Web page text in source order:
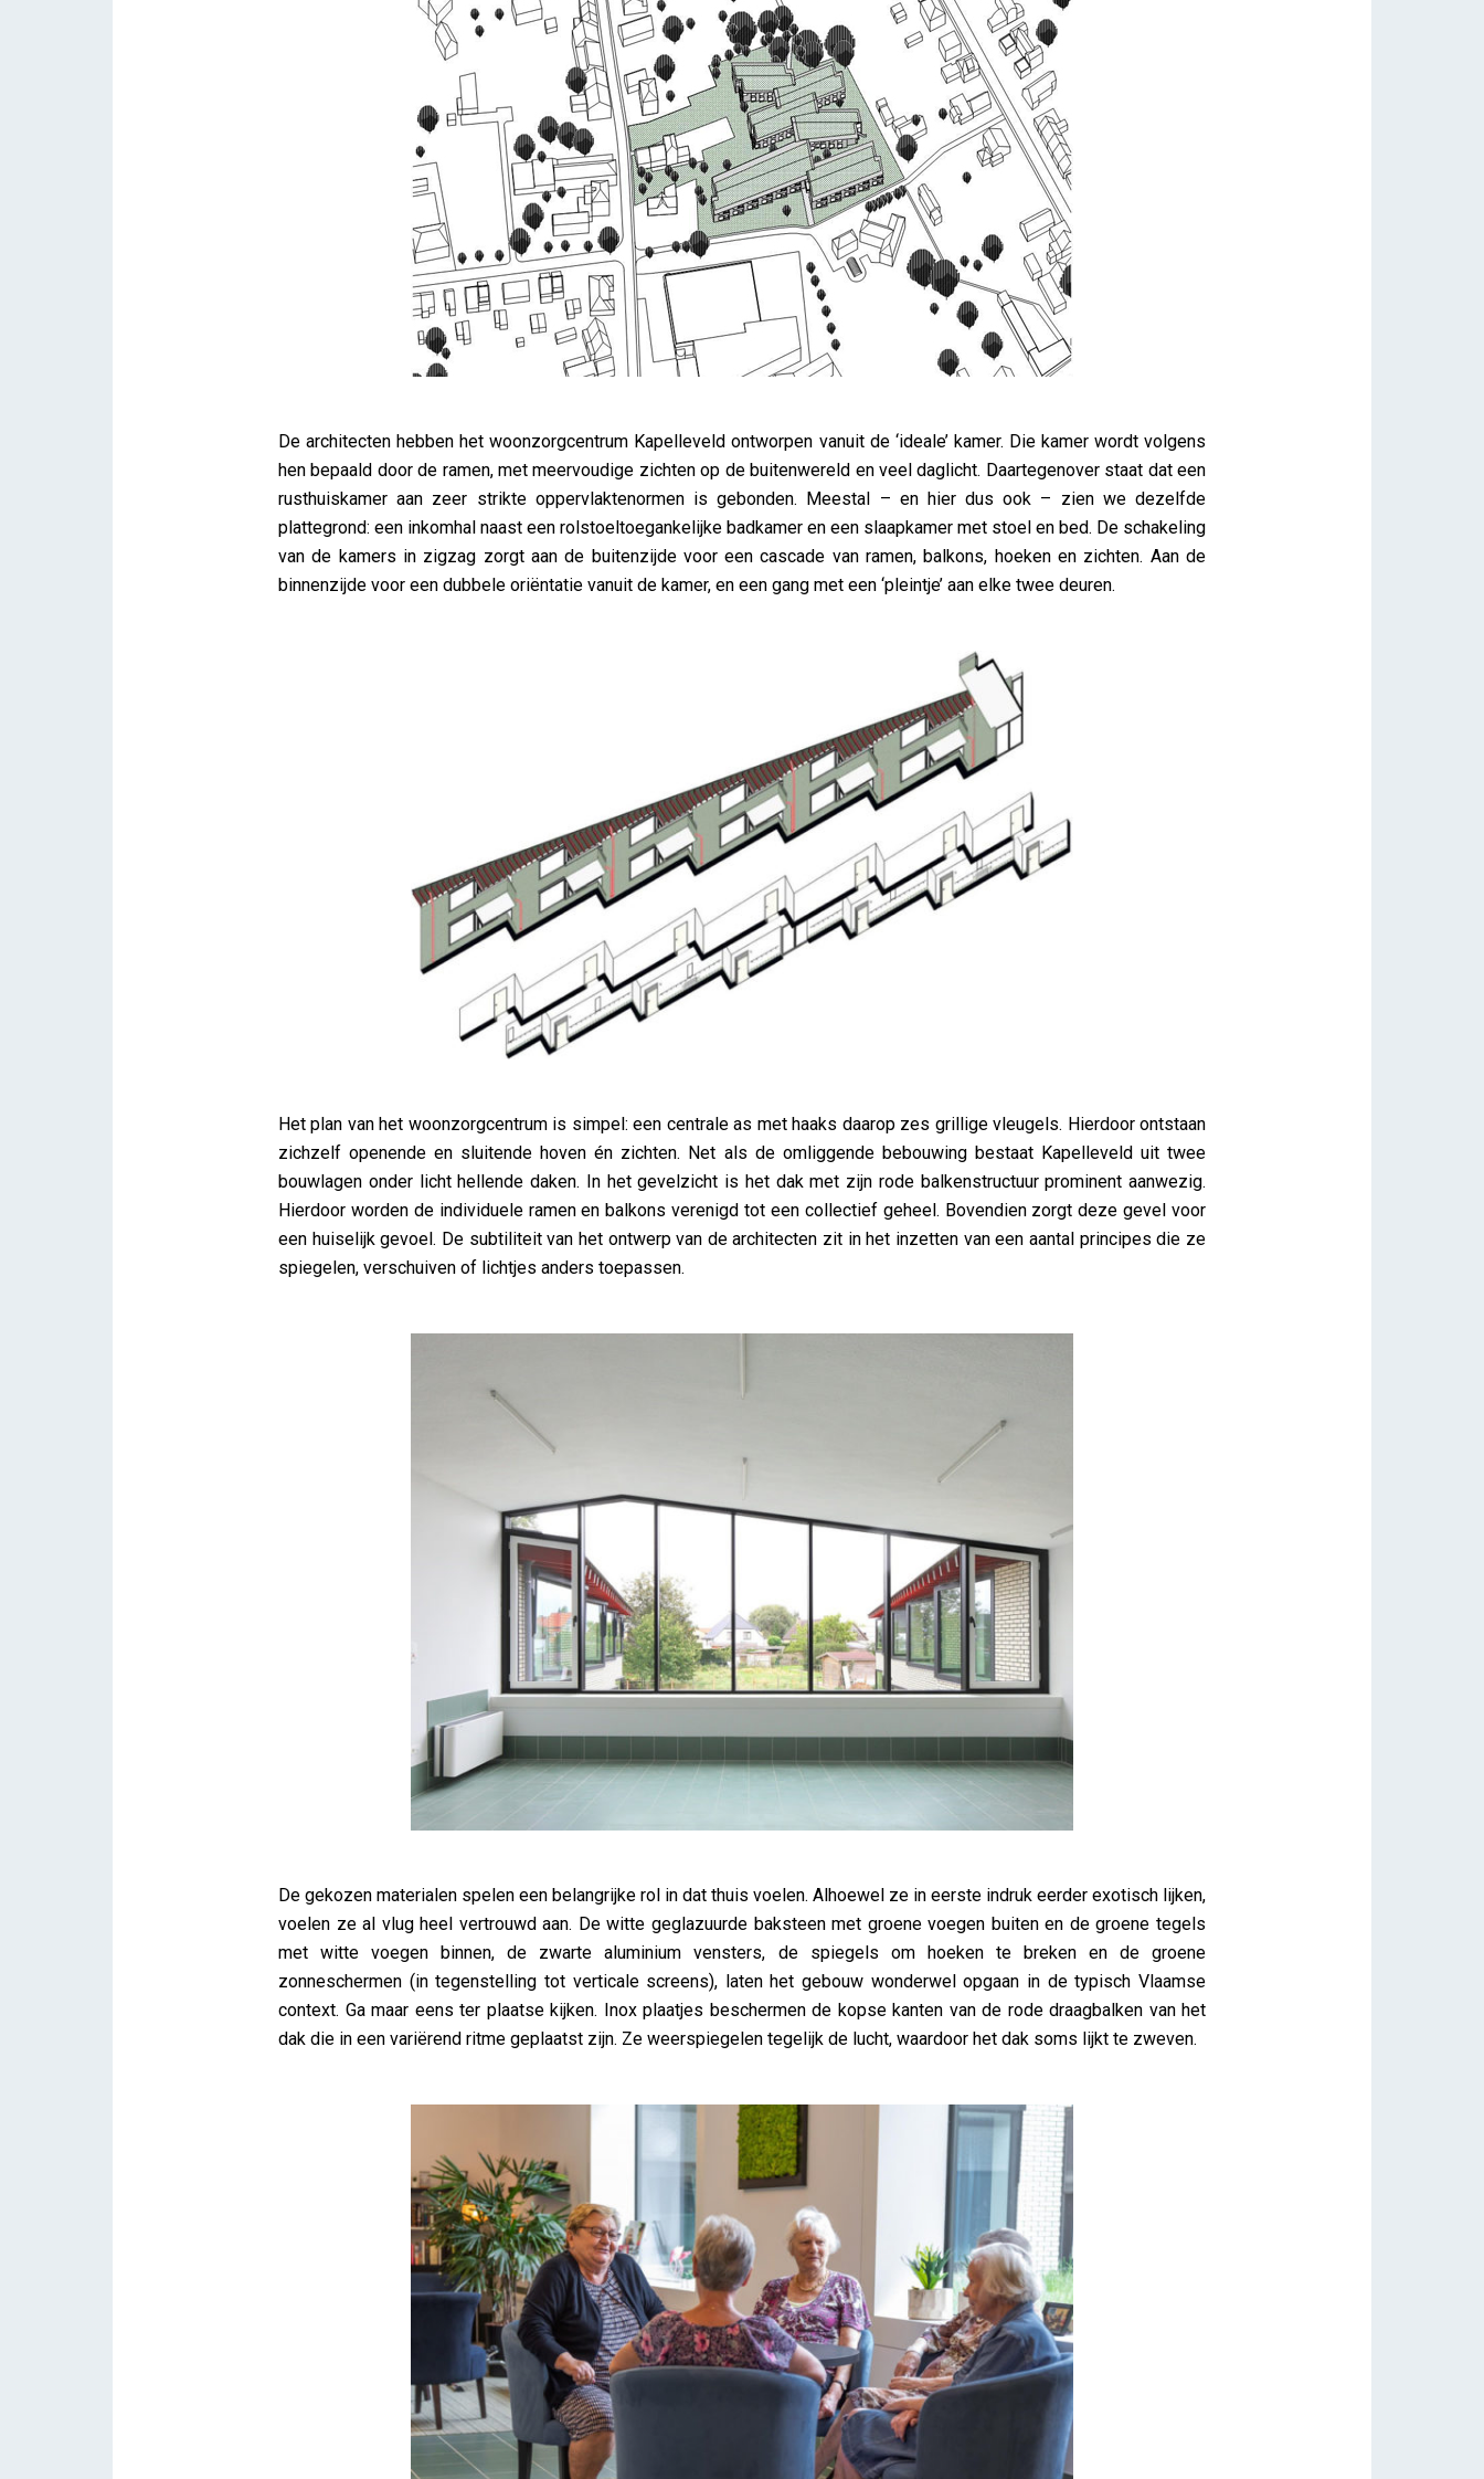
De architecten hebben het woonzorgcentrum Kapelleveld ontworpen vanuit de ‘ideale’ kamer. Die kamer wordt volgens
hen bepaald door de ramen, met meervoudige zichten op de buitenwereld en veel daglicht. Daartegenover staat dat een
rusthuiskamer aan zeer strikte oppervlaktenormen is gebonden. Meestal – en hier dus ook – zien we dezelfde
plattegrond: een inkomhal naast een rolstoeltoegankelijke badkamer en een slaapkamer met stoel en bed. De schakeling
van de kamers in zigzag zorgt aan de buitenzijde voor een cascade van ramen, balkons, hoeken en zichten. Aan de
binnenzijde voor een dubbele oriëntatie vanuit de kamer, en een gang met een ‘pleintje’ aan elke twee deuren.
Het plan van het woonzorgcentrum is simpel: een centrale as met haaks daarop zes grillige vleugels. Hierdoor ontstaan
zichzelf openende en sluitende hoven én zichten. Net als de omliggende bebouwing bestaat Kapelleveld uit twee
bouwlagen onder licht hellende daken. In het gevelzicht is het dak met zijn rode balkenstructuur prominent aanwezig.
Hierdoor worden de individuele ramen en balkons verenigd tot een collectief geheel. Bovendien zorgt deze gevel voor
een huiselijk gevoel. De subtiliteit van het ontwerp van de architecten zit in het inzetten van een aantal principes die ze
spiegelen, verschuiven of lichtjes anders toepassen.
De gekozen materialen spelen een belangrijke rol in dat thuis voelen. Alhoewel ze in eerste indruk eerder exotisch lijken,
voelen ze al vlug heel vertrouwd aan. De witte geglazuurde baksteen met groene voegen buiten en de groene tegels
met witte voegen binnen, de zwarte aluminium vensters, de spiegels om hoeken te breken en de groene
zonneschermen (in tegenstelling tot verticale screens), laten het gebouw wonderwel opgaan in de typisch Vlaamse
context. Ga maar eens ter plaatse kijken. Inox plaatjes beschermen de kopse kanten van de rode draagbalken van het
dak die in een variërend ritme geplaatst zijn. Ze weerspiegelen tegelijk de lucht, waardoor het dak soms lijkt te zweven.